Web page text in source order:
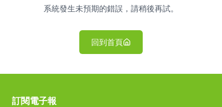
系統發生未預期的錯誤，請稍後再試。
回到首頁
訂閱電子報